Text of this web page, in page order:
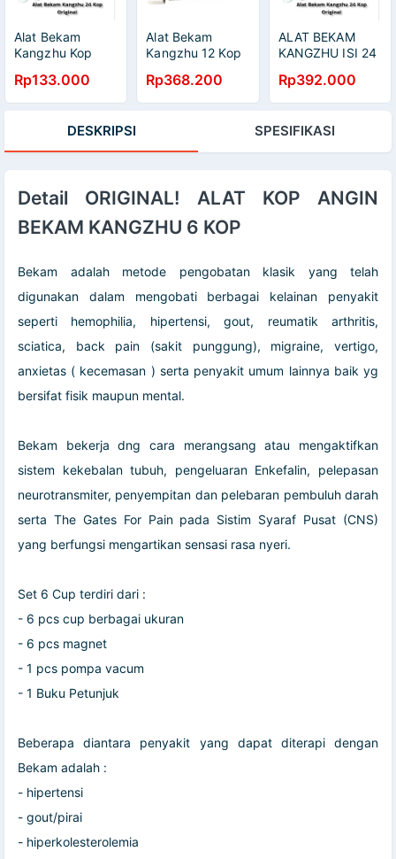
Alat Bekam
Kangzhu Kop
Kop 12 Kop 24
Kop
Rp133.000
Alat Bekam
Kangzhu 12 Kop
Pen Gold dan
Jarum
Rp368.200
ALAT BEKAM
KANGZHU ISI 24
KANG ZHU
Rp392.000
DESKRIPSI SPESIFIKASI
Detail ORIGINAL! ALAT KOP ANGIN
BEKAM KANGZHU 6 KOP
Bekam adalah metode pengobatan klasik yang telah
digunakan dalam mengobati berbagai kelainan penyakit
seperti hemophilia, hipertensi, gout, reumatik arthritis,
sciatica, back pain (sakit punggung), migraine, vertigo,
anxietas ( kecemasan ) serta penyakit umum lainnya baik yg
bersifat fisik maupun mental.
Bekam bekerja dng cara merangsang atau mengaktifkan
sistem kekebalan tubuh, pengeluaran Enkefalin, pelepasan
neurotransmiter, penyempitan dan pelebaran pembuluh darah
serta The Gates For Pain pada Sistim Syaraf Pusat (CNS)
yang berfungsi mengartikan sensasi rasa nyeri.
Set 6 Cup terdiri dari :
- 6 pcs cup berbagai ukuran
- 6 pcs magnet
- 1 pcs pompa vacum
- 1 Buku Petunjuk
Beberapa diantara penyakit yang dapat diterapi dengan
Bekam adalah :
- hipertensi
- gout/pirai
- hiperkolesterolemia